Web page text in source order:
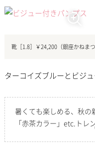
靴［1.8］￥24,200（銀座かねまつ
ターコイズブルーとビジ
暑くても楽しめる、秋の
「赤茶カラー」etc.トレ